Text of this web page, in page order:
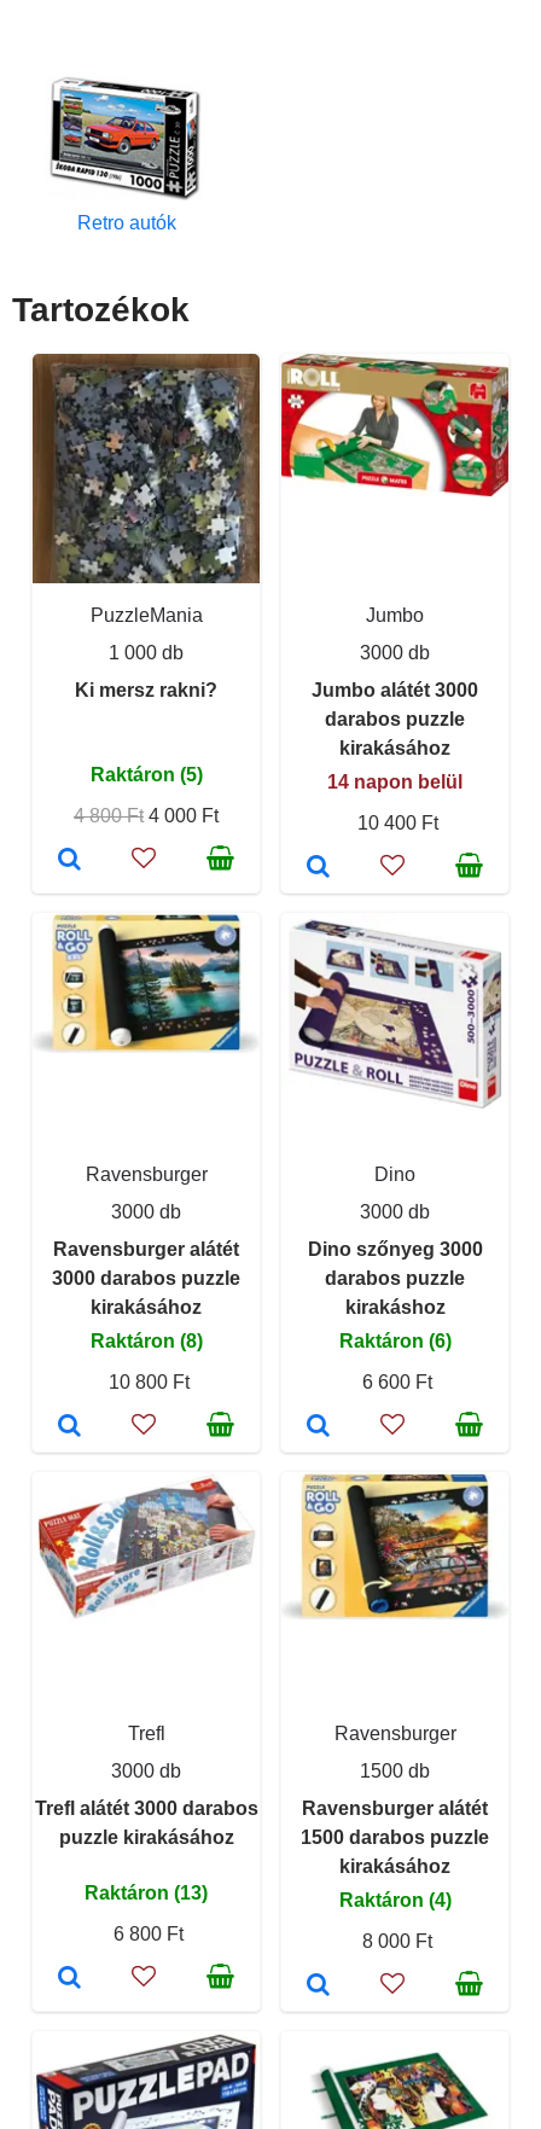
Retro autók
Tartozékok
PuzzleMania
1 000 db
Ki mersz rakni?
Raktáron (5)
4 800 Ft 4 000 Ft
Jumbo
3000 db
Jumbo alátét 3000
darabos puzzle
kirakásához
14 napon belül
10 400 Ft
Ravensburger
3000 db
Ravensburger alátét
3000 darabos puzzle
kirakásához
Raktáron (8)
10 800 Ft
Dino
3000 db
Dino szőnyeg 3000
darabos puzzle
kirakáshoz
Raktáron (6)
6 600 Ft
Trefl
3000 db
Trefl alátét 3000 darabos
puzzle kirakásához
Raktáron (13)
6 800 Ft
Ravensburger
1500 db
Ravensburger alátét
1500 darabos puzzle
kirakásához
Raktáron (4)
8 000 Ft